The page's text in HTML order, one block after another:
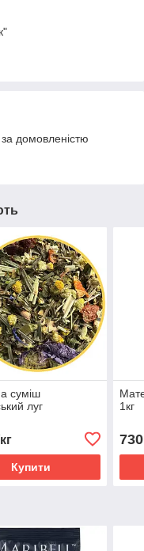
домовленістю
суміш
луг
Купити
1кг
730